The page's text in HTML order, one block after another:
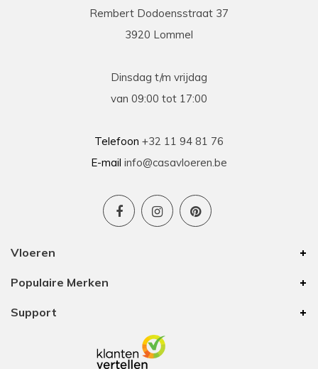
Rembert Dodoensstraat 37
3920 Lommel
Dinsdag t/m vrijdag
van 09:00 tot 17:00
Telefoon +32 11 94 81 76
E-mail info@casavloeren.be
Vloeren
Populaire Merken
Support